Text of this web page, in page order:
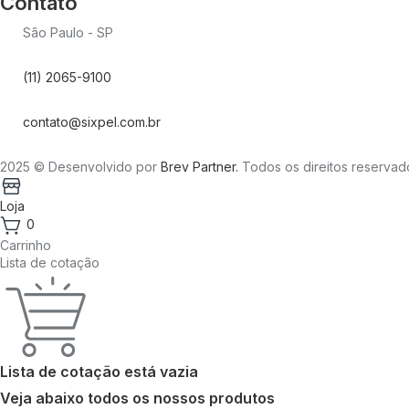
São Paulo - SP
(11) 2065-9100
contato@sixpel.com.br
2025 © Desenvolvido por Brev Partner. Todos os direitos
Loja
0
Carrinho
Lista de cotação
Lista de cotação está vazia
Veja abaixo todos os nossos produtos